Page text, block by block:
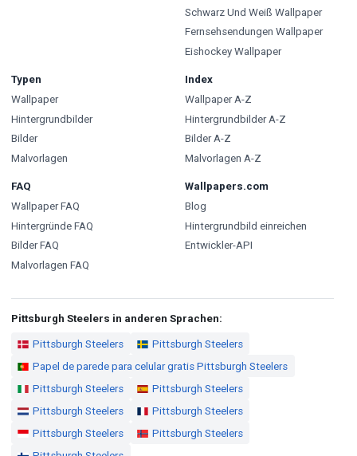
Schwarz Und Weiß Wallpaper
Fernsehsendungen Wallpaper
Eishockey Wallpaper
Typen
Wallpaper
Hintergrundbilder
Bilder
Malvorlagen
Index
Wallpaper A-Z
Hintergrundbilder A-Z
Bilder A-Z
Malvorlagen A-Z
FAQ
Wallpaper FAQ
Hintergründe FAQ
Bilder FAQ
Malvorlagen FAQ
Wallpapers.com
Blog
Hintergrundbild einreichen
Entwickler-API
Pittsburgh Steelers in anderen Sprachen:
Pittsburgh Steelers
Pittsburgh Steelers
Papel de parede para celular gratis Pittsburgh Steelers
Pittsburgh Steelers
Pittsburgh Steelers
Pittsburgh Steelers
Pittsburgh Steelers
Pittsburgh Steelers
Pittsburgh Steelers